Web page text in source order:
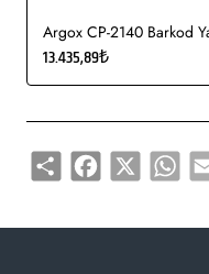
• Destek 8 "OD tam rulo
• 203 dpi, 300 dpi ve
Argox CP-2140 Barkod
13.435,89₺
Share Facebook
X